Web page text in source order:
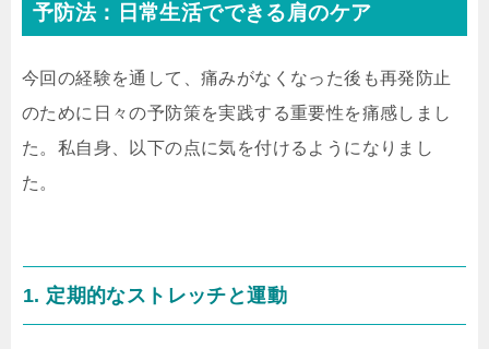
予防法：日常生活でできる肩のケア
今回の経験を通して、痛みがなくなった後も再発防止
のために日々の予防策を実践する重要性を痛感しまし
た。私自身、以下の点に気を付けるようになりまし
た。
1. 定期的なストレッチと運動